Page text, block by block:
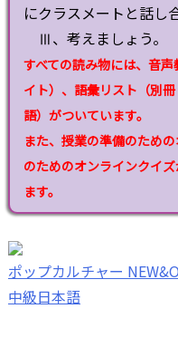
にクラスメートと話し
Ⅲ、考えましょう。
すべての読み物には、 音声
イト）、 語彙リスト（別
語）がついています。
また、 授業の準備のため
のためのオンラインクイ
ます。
ポップカルチャー
中級日本語